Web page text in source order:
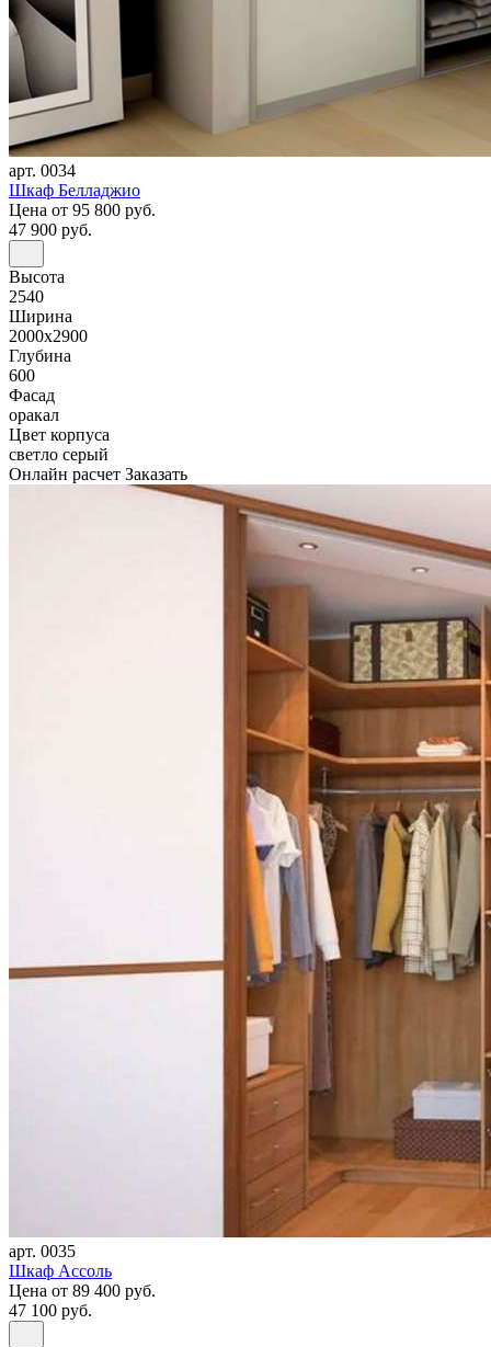
арт. 0034
Шкаф Белладжио
Цена от 95 800 руб.
47 900 руб.
Высота
2540
Ширина
2000x2900
Глубина
600
Фасад
оракал
Цвет корпуса
светло серый
Онлайн расчет Заказать
арт. 0035
Шкаф Ассоль
Цена от 89 400 руб.
47 100 руб.